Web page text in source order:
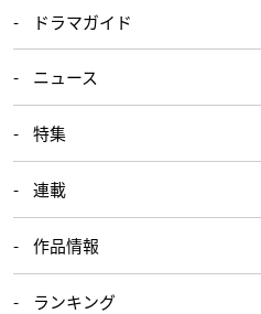
ドラマガイド
ニュース
特集
連載
作品情報
ランキング